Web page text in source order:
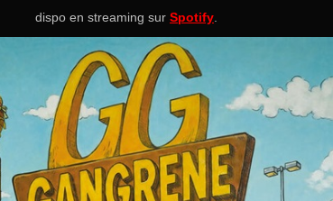
dispo en streaming sur Spotify